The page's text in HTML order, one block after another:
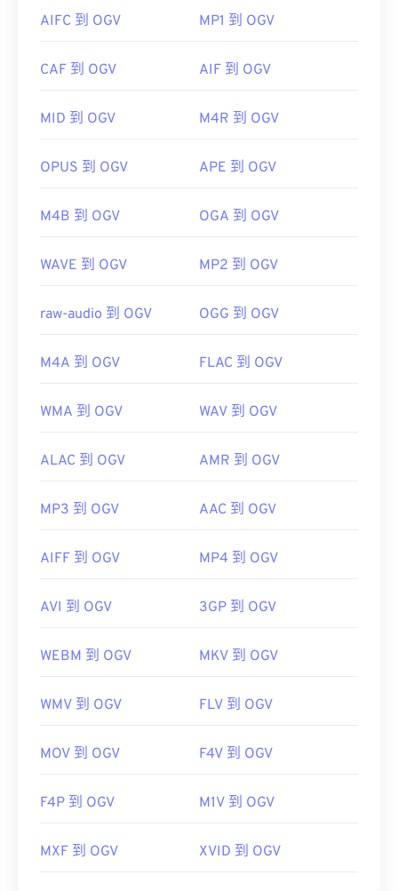
載 MPEG-2 視訊解碼器（DVD 解碼器套件）。
器
首次發布：1988
https://en.wikipedia.org/wiki/
VLC 媒體播放器 是開啟 OGV 檔案的最佳選擇。
Winamp
OGV 可以在Windows Media PlayerWindows Media
href="https://www.xiph.org/dshow/">DirectShow
DirectShow 的，則無需此過濾器。
開發者： Xiph.Org 基金會
https://en.wikipedia.org/wiki/Ogg
AIFC 到 OGV MP1 到 OGV
CAF 到 OGV AIF 到 OGV
MID 到 OGV M4R 到 OGV
OPUS 到 OGV APE 到 OGV
M4B 到 OGV OGA 到 OGV
WAVE 到 OGV MP2 到 OGV
raw-audio 到 OGV OGG 到 OGV
M4A 到 OGV FLAC 到 OGV
WMA 到 OGV WAV 到 OGV
ALAC 到 OGV AMR 到 OGV
MP3 到 OGV AAC 到 OGV
AIFF 到 OGV MP4 到 OGV
AVI 到 OGV 3GP 到 OGV
WEBM 到 OGV MKV 到 OGV
WMV 到 OGV FLV 到 OGV
MOV 到 OGV F4V 到 OGV
F4P 到 OGV M1V 到 OGV
MXF 到 OGV XVID 到 OGV